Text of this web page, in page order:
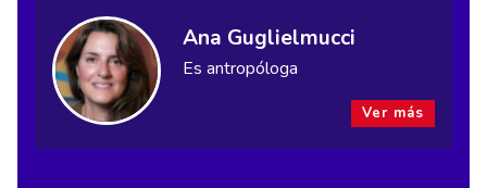
Ana Guglielmucci
Es antropóloga
Ver más